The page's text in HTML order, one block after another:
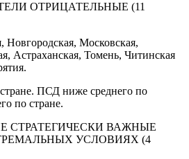
ОТРИЦАТЕЛЬНЫЕ (11
Новгородская, Московская,
Астраханская, Томень, Читинская
ПСД ниже среднего по
по стране.
СТРАТЕГИЧЕСКИ ВАЖНЫЕ
УСЛОВИЯХ (4